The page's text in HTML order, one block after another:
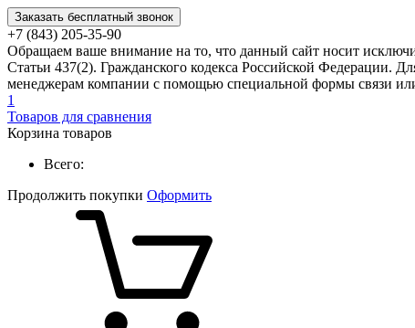
Заказать бесплатный звонок
+7 (843) 205-35-90
Обращаем ваше внимание на то, что данный сайт носит
Статьи 437(2). Гражданского кодекса Российской Федерации.
менеджерам компании с помощью специальной формы связи
1
Товаров для сравнения
Корзина товаров
Всего:
Продолжить покупки Оформить